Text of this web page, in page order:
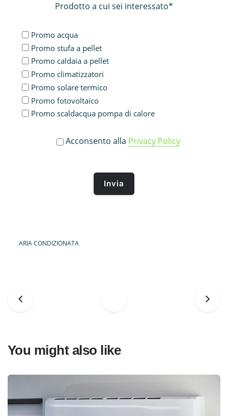
Prodotto a cui sei interessato*
Promo acqua
Promo stufa a pellet
Promo caldaia a pellet
Promo climatizzatori
Promo solare termico
Promo fotovoltaico
Promo scaldacqua pompa di calore
Acconsento alla Privacy Policy
ARIA CONDIZIONATA
You might also like